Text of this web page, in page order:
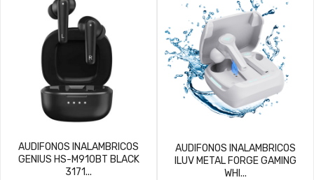
AUDIFONOS INALAMBRICOS
GENIUS HS-M910BT BLACK
3171...
AUDIFONOS INALAMBRICOS
ILUV METAL FORGE GAMING
WHI...